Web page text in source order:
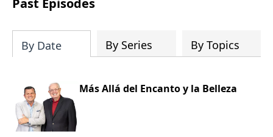
Past Episodes
By Date By Series By Topics
Más Allá del Encanto y la Belleza